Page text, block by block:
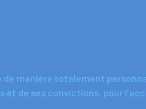
de manière totalement
et de ses convictions, pour